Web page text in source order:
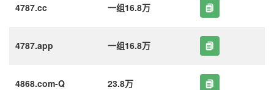
4787.cc 一组16.8万
4787.app 一组16.8万
4868.com-Q 23.8万